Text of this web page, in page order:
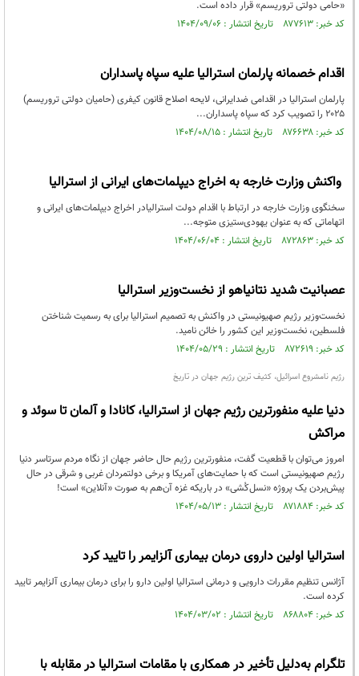
«حامی دولتی تروریسم» قرار داده است.
کد خبر: ۸۷۷۶۱۳ تاریخ انتشار : ۱۴۰۴/۰۹/۰۶
اقدام خصمانه پارلمان استرالیا علیه سپاه پاسداران
پارلمان استرالیا در اقدامی ضدایرانی، لایحه اصلاح قانون کیفری (حامیان دولتی تروریسم)
۲۰۲۵ را تصویب کرد که سپاه پاسداران...
کد خبر: ۸۷۶۶۳۸ تاریخ انتشار : ۱۴۰۴/۰۸/۱۵
واکنش وزارت خارجه به اخراج دیپلمات‌های ایرانی از استرالیا
سخنگوی وزارت خارجه در ارتباط با اقدام دولت استرالیادر اخراج دیپلمات‌های ایرانی و
اتهاماتی که به عنوان یهودی‌ستیزی متوجه...
کد خبر: ۸۷۲۸۶۳ تاریخ انتشار : ۱۴۰۴/۰۶/۰۴
عصبانیت شدید نتانیاهو از نخست‌وزیر استرالیا
نخست‌وزیر رژیم صهیونیستی در واکنش به تصمیم استرالیا برای به رسمیت شناختن
فلسطین، نخست‌وزیر این کشور را خائن نامید.
کد خبر: ۸۷۲۶۱۹ تاریخ انتشار : ۱۴۰۴/۰۵/۲۹
رژیم نامشروع اسرائیل، کثیف ترین رژیم جهان در تاریخ
دنیا علیه منفورترین رژیم جهان از استرالیا، کانادا و آلمان تا سوئد و
مراکش
امروز می‌توان با قطعیت گفت، منفورترین رژیم حال حاضر جهان از نگاه مردم سرتاسر دنیا
رژیم صهیونیستی است که با حمایت‌های آمریکا و برخی دولتمردان غربی و شرقی در حال
پیش‌بردن یک پروژه «نسل‌کُشی» در باریکه غزه آن‌هم به صورت «آنلاین» است!
کد خبر: ۸۷۱۸۸۴ تاریخ انتشار : ۱۴۰۴/۰۵/۱۳
استرالیا اولین داروی درمان بیماری آلزایمر را تایید کرد
​آژانس تنظیم مقررات دارویی و درمانی استرالیا اولین دارو را برای درمان بیماری آلزایمر تایید
کرده است.
کد خبر: ۸۶۸۸۰۴ تاریخ انتشار : ۱۴۰۴/۰۳/۰۲
تلگرام به‌دلیل تأخیر در همکاری با مقامات استرالیا در مقابله با